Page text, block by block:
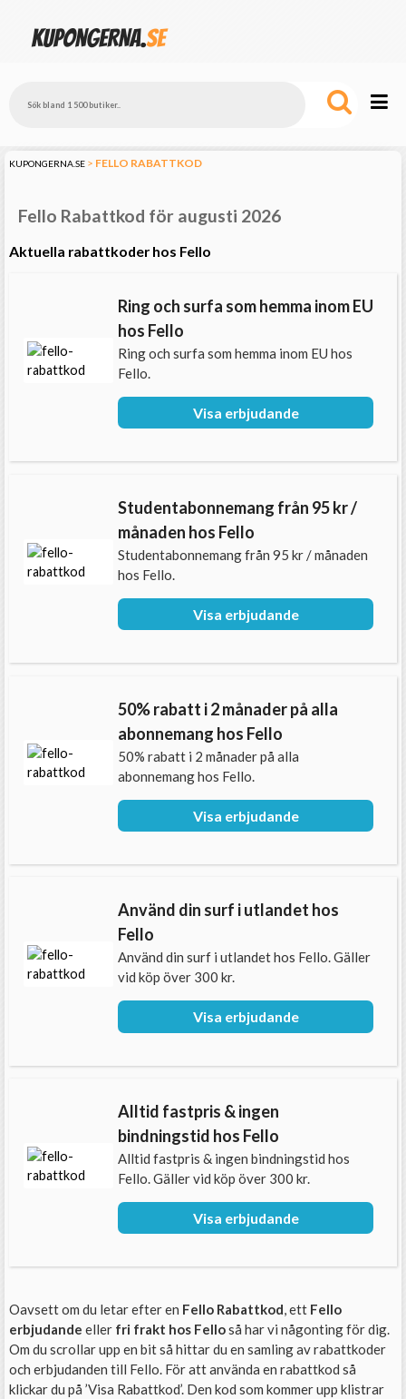
KUPONGERNA.SE > FELLO RABATTKOD
Fello Rabattkod för augusti 2026
Aktuella rabattkoder hos Fello
Ring och surfa som hemma inom EU
hos Fello
Ring och surfa som hemma inom EU hos
Fello.
Visa erbjudande
Studentabonnemang från 95 kr /
månaden hos Fello
Studentabonnemang från 95 kr / månaden
hos Fello.
Visa erbjudande
50% rabatt i 2 månader på alla
abonnemang hos Fello
50% rabatt i 2 månader på alla
abonnemang hos Fello.
Visa erbjudande
Använd din surf i utlandet hos
Fello
Använd din surf i utlandet hos Fello. Gäller
vid köp över 300 kr.
Visa erbjudande
Alltid fastpris & ingen
bindningstid hos Fello
Alltid fastpris & ingen bindningstid hos
Fello. Gäller vid köp över 300 kr.
Visa erbjudande
Oavsett om du letar efter en Fello Rabattkod, ett Fello
erbjudande eller fri frakt hos Felloså har vi någonting för dig.
Om du scrollar upp en bit så hittar du en samling av rabattkoder
och erbjudanden till Fello. För att använda en rabattkod så
klickar du på ’Visa Rabattkod’. Den kod som kommer upp klistrar